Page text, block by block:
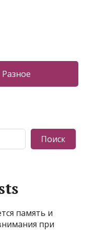
Разное
Поиск
память и
при